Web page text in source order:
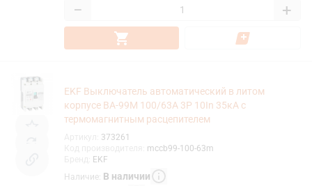
− +
EKF Выключатель автоматический в литом
корпусе ВА-99М 100/63А 3P 10In 35кА с
термомагнитным расцепителем
373261
mccb99-100-63m
EKF
Наличие: В наличии